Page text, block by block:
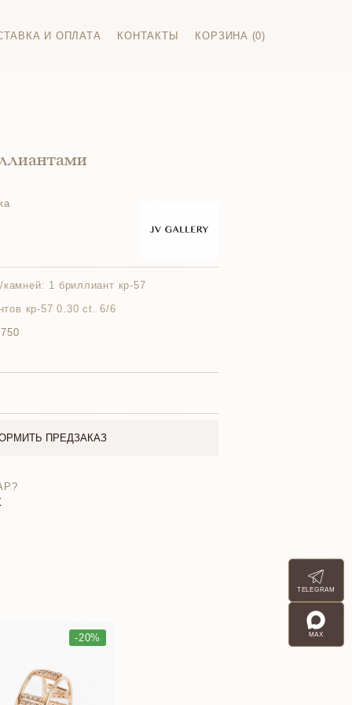
И ОПЛАТА КОНТАКТЫ КОРЗИНА (0)
камней: 1 бриллиант кр-57
кр-57 0.30 ct. 6/6
ПРЕДЗАКАЗ
-20%
TELEGRAM
MAX